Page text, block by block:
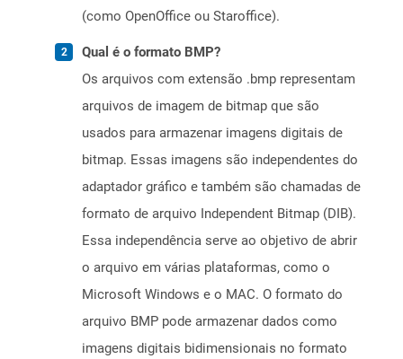
(como OpenOffice ou Staroffice).
Qual é o formato BMP?
Os arquivos com extensão .bmp representam
arquivos de imagem de bitmap que são
usados ​​para armazenar imagens digitais de
bitmap. Essas imagens são independentes do
adaptador gráfico e também são chamadas de
formato de arquivo Independent Bitmap (DIB).
Essa independência serve ao objetivo de abrir
o arquivo em várias plataformas, como o
Microsoft Windows e o MAC. O formato do
arquivo BMP pode armazenar dados como
imagens digitais bidimensionais no formato